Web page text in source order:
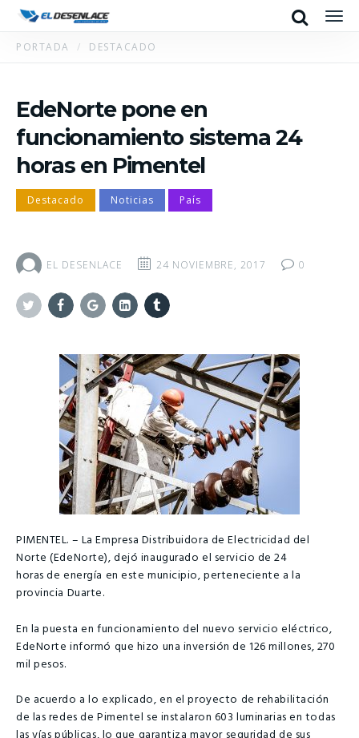
Search
PORTADA DESTACADO
EdeNorte pone en
funcionamiento sistema 24
horas en Pimentel
Destacado Noticias País
EL DESENLACE 24 NOVIEMBRE, 2017 0
PIMENTEL. – La Empresa Distribuidora de Electricidad del
Norte (EdeNorte), dejó inaugurado el servicio de 24
horas de energía en este municipio, perteneciente a la
provincia Duarte.
En la puesta en funcionamiento del nuevo servicio eléctrico,
EdeNorte informó que hizo una inversión de 126 millones, 270
mil pesos.
De acuerdo a lo explicado, en el proyecto de rehabilitación
de las redes de Pimentel se instalaron 603 luminarias en todas